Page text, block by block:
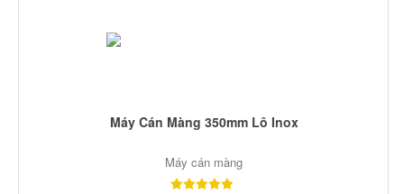
Máy Cán Màng 350mm Lô Inox
Máy cán màng